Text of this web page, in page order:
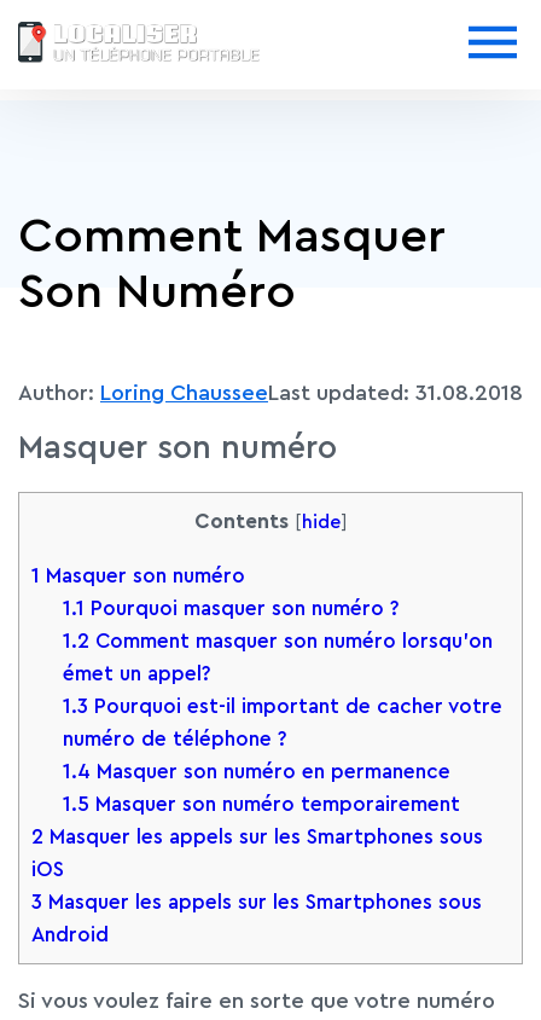
Comment Masquer
Son Numéro
Author: Loring ChausseeLast updated: 31.08.2018
Masquer son numéro
Contents hide]
1 Masquer son numéro
1.1 Pourquoi masquer son numéro ?
1.2 Comment masquer son numéro lorsqu’on
émet un appel?
1.3 Pourquoi est-il important de cacher votre
numéro de téléphone ?
1.4 Masquer son numéro en permanence
1.5 Masquer son numéro temporairement
2 Masquer les appels sur les Smartphones sous
iOS
3 Masquer les appels sur les Smartphones sous
Android
Si vous voulez faire en sorte que votre numéro